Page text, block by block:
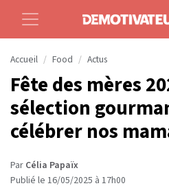
Accueil Food Actus
Fête des mères
sélection
célébrer nos
Par Célia Papaïx
Publié le 16/05/2025 à 17h00